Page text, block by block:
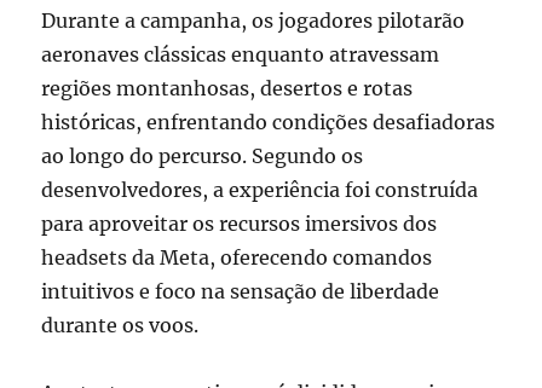
Durante a campanha, os jogadores pilotarão
aeronaves clássicas enquanto atravessam
regiões montanhosas, desertos e rotas
históricas, enfrentando condições desafiadoras
ao longo do percurso. Segundo os
desenvolvedores, a experiência foi construída
para aproveitar os recursos imersivos dos
headsets da Meta, oferecendo comandos
intuitivos e foco na sensação de liberdade
durante os voos.